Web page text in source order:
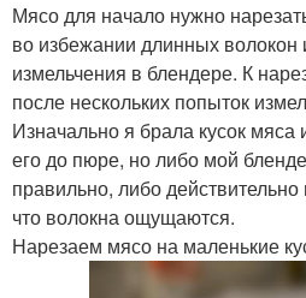
Мясо для начало нужно
во избежании длинных
измельчения в блендере. К
после нескольких попыток
Изначально я брала кусок мяса
его до пюре, но либо мой
правильно, либо действительно
что волокна ощущаются.
Нарезаем мясо на маленькие